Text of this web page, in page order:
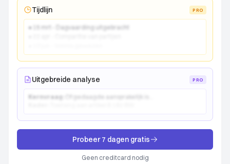
Tijdlijn PRO
● 15 mrt - Dagvaarding uitgebracht
Uitgebreide analyse PRO
Kernvraag:
Probeer 7 dagen gratis
Geen creditcard nodig